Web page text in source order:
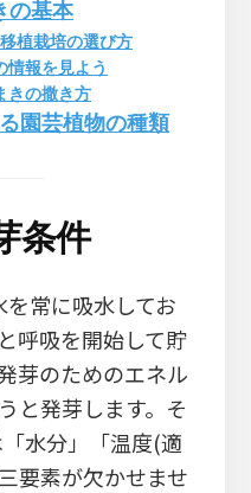
の基本
植栽培の選び方
情報を見よう
きの撒き方
園芸植物の種類
条件
常に吸水してお
呼吸を開始して貯
芽のためのエネル
と発芽します。そ
水分」「温度(適
要素が欠かせませ